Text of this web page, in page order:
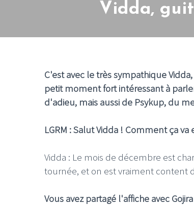
Vidda,
C'est avec le très sympathique
petit moment fort intéressant à
d'adieu, mais aussi de Psykup, du
LGRM : Salut Vidda ! Comment ça
Vidda : Le mois de décembre est
tournée, et on est vraiment content
Vous avez partagé l'affiche avec